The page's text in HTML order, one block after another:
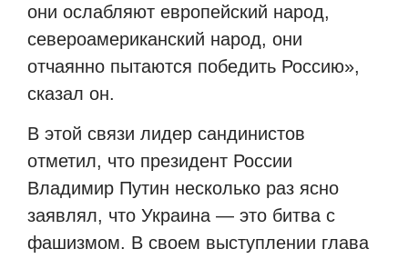
они ослабляют европейский народ,
североамериканский народ, они
отчаянно пытаются победить Россию»,
сказал он.
В этой связи лидер сандинистов
отметил, что президент России
Владимир Путин несколько раз ясно
заявлял, что Украина — это битва с
фашизмом. В своем выступлении глава